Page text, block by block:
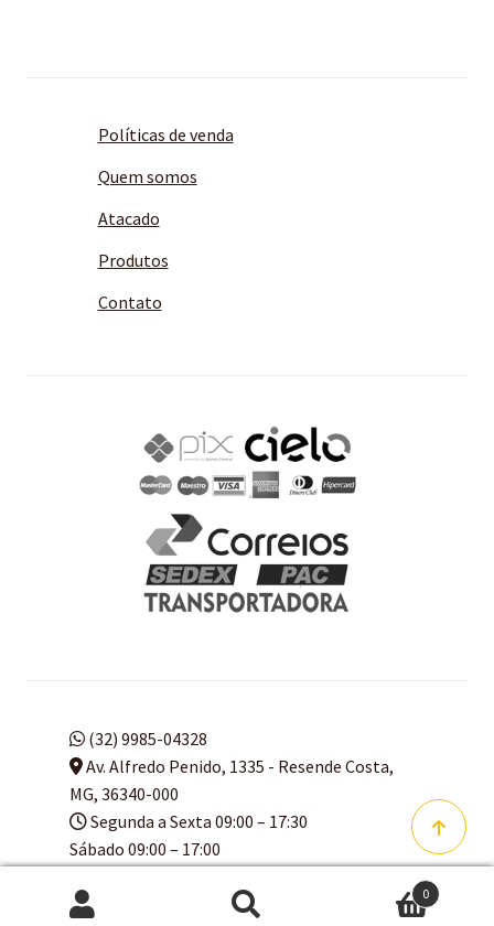
Políticas de venda
Quem somos
Atacado
Produtos
Contato
(32) 9985-04328
Av. Alfredo Penido, 1335 - Resende Costa,
MG, 36340-000
Segunda a Sexta 09:00 – 17:30
Sábado 09:00 – 17:00
Pesquisar
Pesquisar
0